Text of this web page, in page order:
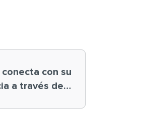
con su
a través de